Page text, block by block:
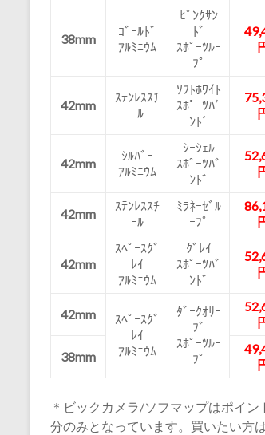
38mm
ｺﾞｰﾙﾄﾞ
ｱﾙﾐﾆｳﾑ
ﾋﾟﾝｸｻﾝ
ﾄﾞ
ｽﾎﾟｰﾂﾙｰ
ﾌﾟ
42mm
ｽﾃﾝﾚｽｽﾁ
ｰﾙ
ｿﾌﾄﾎﾜｲﾄ
ｽﾎﾟｰﾂﾊﾞ
ﾝﾄﾞ
42mm
ｼﾙﾊﾞｰ
ｱﾙﾐﾆｳﾑ
ｼｰｼｪﾙ
ｽﾎﾟｰﾂﾊﾞ
ﾝﾄﾞ
42mm
ｽﾃﾝﾚｽｽﾁ
ｰﾙ
ﾐﾗﾈｰｾﾞﾙ
ｰﾌﾟ
42mm
ｽﾍﾟｰｽｸﾞ
ﾚｲ
ｱﾙﾐﾆｳﾑ
ｸﾞﾚｲ
ｽﾎﾟｰﾂﾊﾞ
ﾝﾄﾞ
42mm
ｽﾍﾟｰｽｸﾞ
ﾚｲ
ｱﾙﾐﾆｳﾑ
ﾀﾞｰｸｵﾘｰ
ﾌﾞ
ｽﾎﾟｰﾂﾙｰ
ﾌﾟ
38mm
＊ビックカメラ/ソフマップはポイ
分のみとなっています。買いたい方